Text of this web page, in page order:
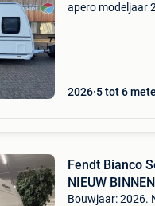
apero modeljaar
2026 5 tot 6
Fendt Bianco
NIEUW
Bouwjaar: 2026.